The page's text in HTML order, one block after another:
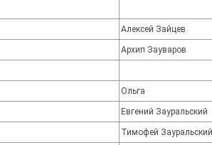
Алексей Зайцев
Архип Зауваров
Ольга
Евгений Зауральский
Тимофей Зауральский